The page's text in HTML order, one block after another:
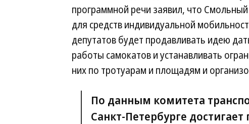
программной речи заявил, что
для средств индивидуальной
депутатов будет продавливать идею
работы самокатов и устанавливать
них по тротуарам и площадям и
По данным комитета
Санкт-Петербурге